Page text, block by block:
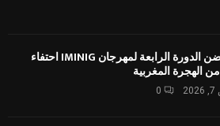
أكادير تحتضن الدورة الرابعة لمهرجان IMINIG احتفاء
الهجرة المغربية
0